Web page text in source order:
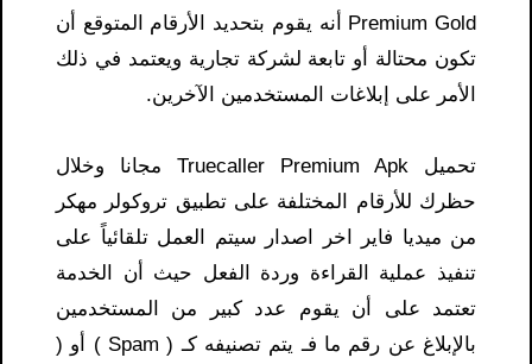
Premium Gold أنه يقوم بتحديد الأرقام المتوقع أن
تكون محتالة أو تابعة لشركة تجارية ويعتمد في ذلك
الأمر على إبلاغات المستخدمين الآخرين.
تحميل Truecaller Premium Apk مجانا وخلال
حظرك للأرقام المختلفة على تطبيق تروكولر مهكر
من ميديا فاير اخر اصدار سيتم العمل تلقائياً على
تنفيذ عملية القراءة وردة الفعل حيث أن الخدمة
تعتمد على أن يقوم عدد كبير من المستخدمين
بالإبلاغ عن رقم ما فـ يتم تصنيفه كـ ( Spam ) أو (